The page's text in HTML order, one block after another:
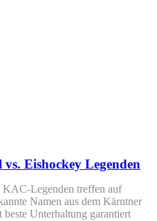
Eishockey Legenden
Legenden treffen auf
Namen aus dem Kärntner
Unterhaltung garantiert